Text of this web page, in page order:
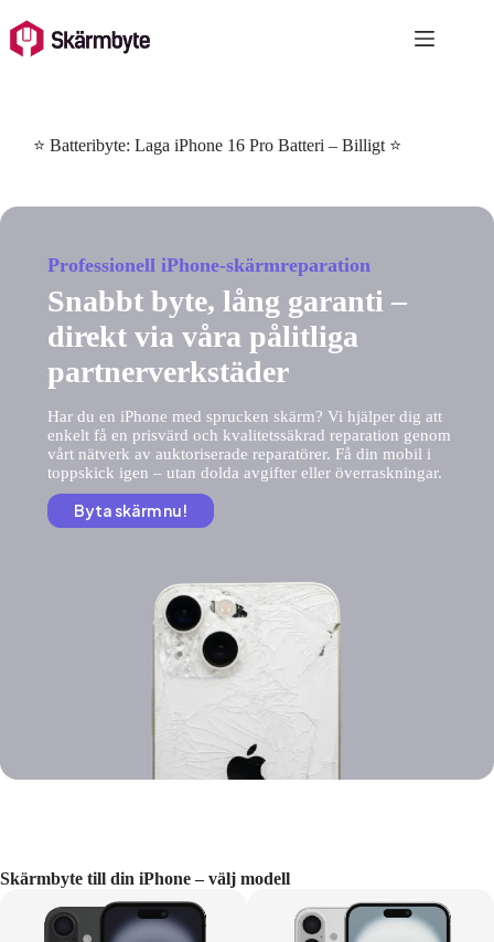
to
content
⭐ Batteribyte: Laga iPhone 16 Pro Batteri – Billigt ⭐
Professionell iPhone-skärmreparation
Snabbt byte, lång garanti –
direkt via våra pålitliga
partnerverkstäder
Har du en iPhone med sprucken skärm? Vi hjälper dig att
enkelt få en prisvärd och kvalitetssäkrad reparation genom
vårt nätverk av auktoriserade reparatörer. Få din mobil i
toppskick igen – utan dolda avgifter eller överraskningar.
Byta skärm nu!
Skärmbyte till din iPhone – välj modell